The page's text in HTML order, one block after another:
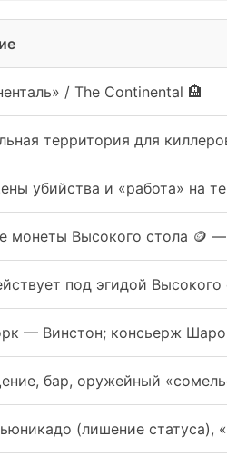
/ The Continental 🏨
территория для
убийства и «работа» на
монеты Высокого стола 🪙 —
под эгидой
— Винстон; консьерж
бар, оружейный
(лишение статуса),